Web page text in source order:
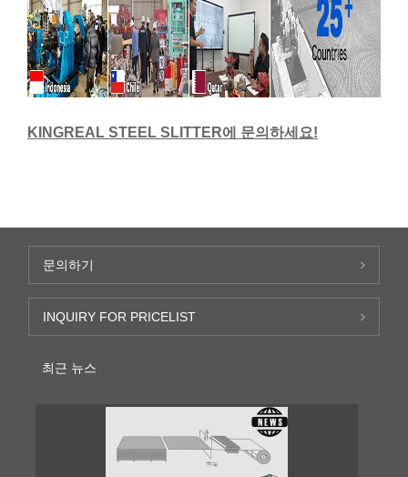
KINGREAL STEEL SLITTER에 문의하세요!
문의하기
INQUIRY FOR PRICELIST
최근 뉴스